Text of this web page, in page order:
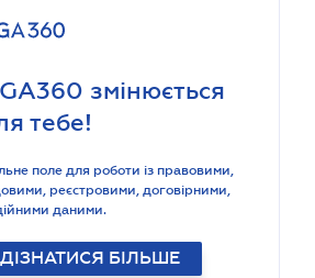
змінюється
тебе!
поле для роботи із правовими,
реєстровими, договірними,
даними.
ДІЗНАТИСЯ БІЛЬШЕ